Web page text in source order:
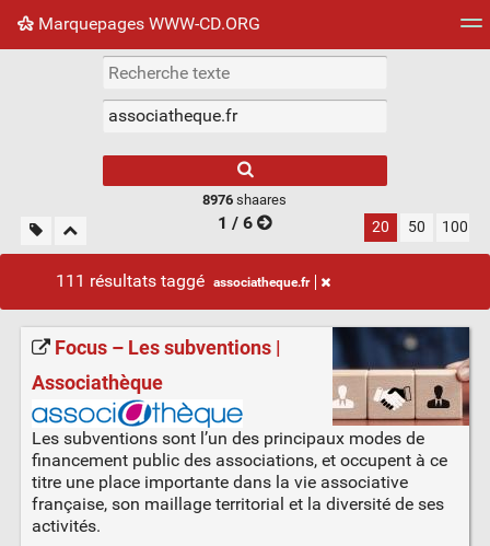
Marquepages WWW-CD.ORG
Nuage de tags Mur d'images
8976 shaares
1 / 6 20 50 100
111 résultats taggé associatheque.fr
Focus – Les subventions |
Associathèque
Les subventions sont l’un des principaux modes de
financement public des associations, et occupent à ce
titre une place importante dans la vie associative
française, son maillage territorial et la diversité de ses
activités.